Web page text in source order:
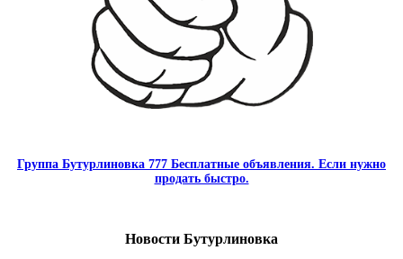
Группа Бутурлиновка 777 Бесплатные объявления. Если нужно
продать быстро.
Новости Бутурлиновка